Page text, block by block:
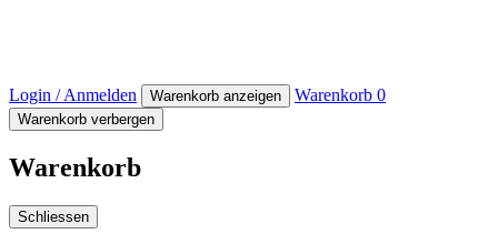
Login / Anmelden Warenkorb anzeigen Warenkorb 0
Warenkorb verbergen
Warenkorb
Schliessen